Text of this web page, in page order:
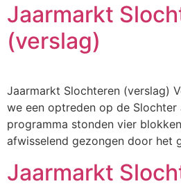
Jaarmarkt
(verslag)
Jaarmarkt Slochteren (verslag)
we een optreden op de Slochter
programma stonden vier
afwisselend gezongen door het
Jaarmarkt